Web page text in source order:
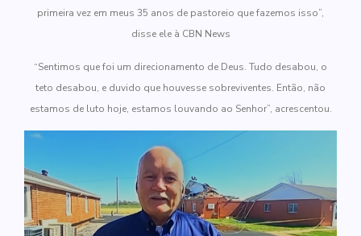
primeira vez em meus 35 anos de pastoreio que fazemos isso”,
disse ele à CBN News
“Sentimos que foi um direcionamento de Deus. Tudo desabou, o
teto desabou, e duvido que houvesse sobreviventes. Então, não
estamos de luto hoje, estamos louvando ao Senhor”, acrescentou.